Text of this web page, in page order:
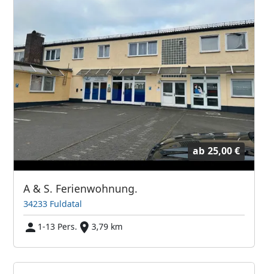
ab 25,00 €
A & S. Ferienwohnung.
34233 Fuldatal
1-13 Pers.
3,79 km